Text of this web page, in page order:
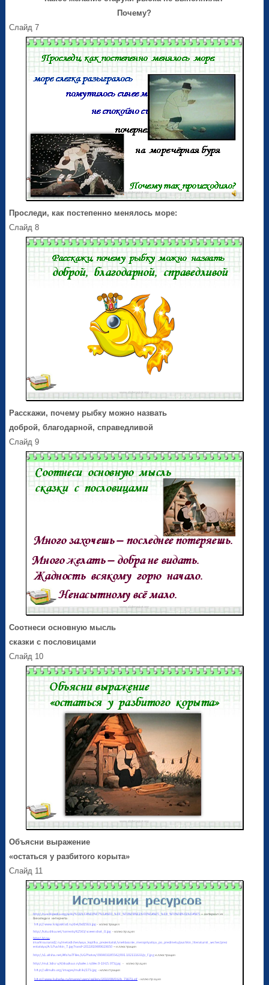
Почему?
Слайд 7
Проследи, как постепенно менялось море:
Слайд 8
Расскажи, почему рыбку можно назвать
доброй, благодарной, справедливой
Слайд 9
Соотнеси основную мысль
сказки с пословицами
Слайд 10
Объясни выражение
«остаться у разбитого корыта»
Слайд 11